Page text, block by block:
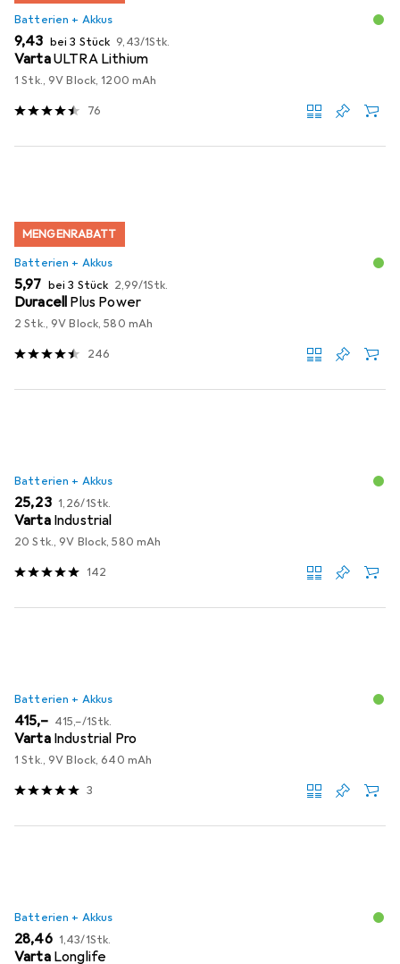
Batterien + Akkus
EUR
9,43 bei 3 Stück EUR
9,43/1Stk.
VartaULTRA Lithium
1 Stk., 9V Block, 1200 mAh
76
MENGENRABATT
Batterien + Akkus
EUR
5,97 bei 3 Stück EUR
2,99/1Stk.
Duracell Plus Power
2 Stk., 9V Block, 580 mAh
246
Batterien + Akkus
EUR
25,23 EUR
1,26/1Stk.
Varta Industrial
20 Stk., 9V Block, 580 mAh
142
Batterien + Akkus
EUR
415,– EUR
415,–/1Stk.
Varta Industrial Pro
1 Stk., 9V Block, 640 mAh
3
Batterien + Akkus
EUR
28,46 EUR
1,43/1Stk.
Varta Longlife